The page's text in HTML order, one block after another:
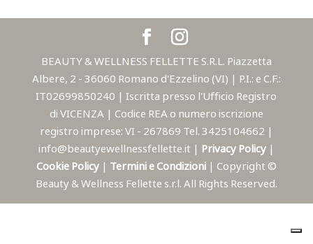
BEAUTY & WELLNESS FELLETTE S.R.L. Piazzetta
Albere, 2 - 36060 Romano d'Ezzelino (VI) | P.I.: e C.F.:
IT02699850240 | Iscritta presso l'Ufficio Registro
di VICENZA | Codice REA o numero iscrizione
registro imprese: VI - 267869 Tel. 3425104662 |
info@beautyewellnessfellette.it | Privacy Policy |
Cookie Policy | Termini e Condizioni | Copyright ©
Beauty & Wellness Fellette s.r.l. All Rights Reserved.